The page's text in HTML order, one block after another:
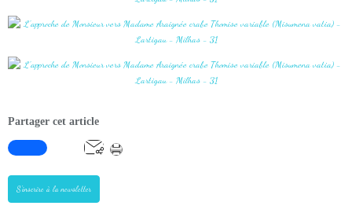
Partager cet article
S'inscrire à la newsletter